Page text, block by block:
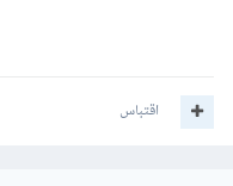
اقتباس